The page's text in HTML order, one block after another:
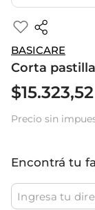
BASICARE
Corta
$15.323,52
Precio sin
Encontrá tu